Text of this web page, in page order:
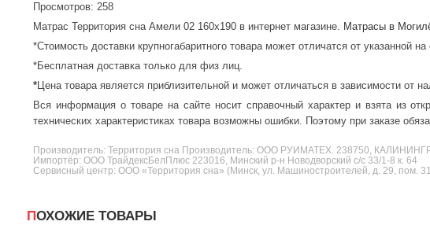
Просмотров: 258
Матрас Территория сна Амели 02 160x190 в интернет магазине. Матрасы в
*Стоимость доставки крупногабаритного товара может отличатся от указанной на
*Бесплатная доставка только для физ лиц.
*Цена товара является приблизительной и может отличаться в зависимости от
Вся информация о товаре на сайте носит справочный характер и взята из
технических характеристиках товара возможны ошибки. Поэтому при заказе
Производитель: Территория сна Производитель: ООО РУИМАТЕХ. 238750,
Импортёр: ООО ТрайдексБелПлюс 223016, Минский р-н Новодворский с/с 33/1-8 к. 64
Сервисный центр: ООО «Территория сна» (Минск, ул. Машиностроителей, д. 29, пом.
ПОХОЖИЕ ТОВАРЫ